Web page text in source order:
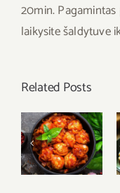
20min.
laikysite šaldytuve
Related Posts
Mitybos
specialistas
rekomenduoja:
balandėliai,
kurie tiks ir